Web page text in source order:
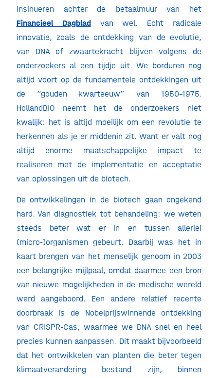
insinueren achter de betaalmuur van het
Financieel Dagbladvan wel. Echt radicale
innovatie, zoals de ontdekking van de evolutie,
van DNA of zwaartekracht blijven volgens de
onderzoekers al een tijdje uit. We borduren nog
altijd voort op de fundamentele ontdekkingen uit
de “gouden kwarteeuw” van 1950-1975.
HollandBIO neemt het de onderzoekers niet
kwalijk: het is altijd moeilijk om een revolutie te
herkennen als je er middenin zit. Want er valt nog
altijd enorme maatschappelijke impact te
realiseren met de implementatie en acceptatie
van oplossingen uit de biotech.
De ontwikkelingen in de biotech gaan ongekend
hard. Van diagnostiek tot behandeling: we weten
steeds beter wat er in en tussen allerlei
(micro-)organismen gebeurt. Daarbij was het in
kaart brengen van het menselijk genoom in 2003
een belangrijke mijlpaal, omdat daarmee een bron
van nieuwe mogelijkheden in de medische wereld
werd aangeboord. Een andere relatief recente
doorbraak is de Nobelprijswinnende ontdekking
van CRISPR-Cas, waarmee we DNA snel en heel
precies kunnen aanpassen. Dit maakt bijvoorbeeld
dat het ontwikkelen van planten die beter tegen
klimaatverandering bestand zijn, binnen